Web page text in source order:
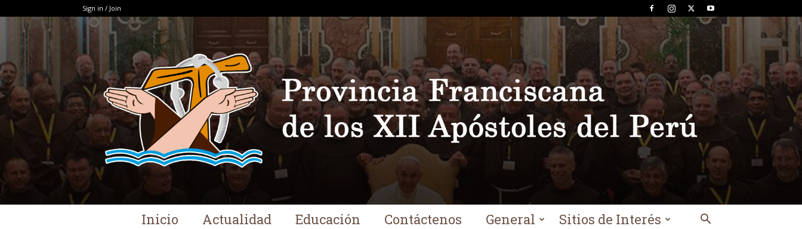
Sign in / Join
Inicio Actualidad Educación Contáctenos General Sitios de Interés